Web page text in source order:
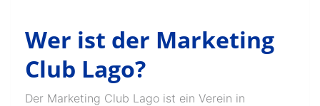
Wer ist der Marketing
Club Lago?
Der Marketing Club Lago ist ein Verein in